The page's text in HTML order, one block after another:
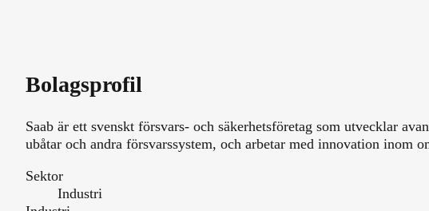
Bolagsprofil
Saab är ett svenskt försvars- och säkerhetsföretag som utvecklar
ubåtar och andra försvarssystem, och arbetar med innovation inom
Sektor
Industri